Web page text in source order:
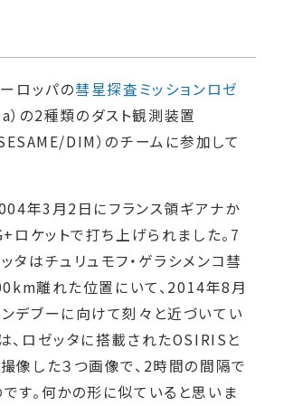
ロッパの彗星探査ミッションロゼ
）の2種類のダスト観測装置
DIM）のチームに参加して
年3月2日にフランス領ギアナか
ロケットで打ち上げられました。7
タはチュリュモフ・ゲラシメンコ彗
離れた位置にいて、 2014年8月
デブーに向けて刻々と近づいてい
、ロゼッタに搭載されたOSIRIS と
像した３つ画像で、 2時間の間隔で
す。何かの形に似ていると思いま